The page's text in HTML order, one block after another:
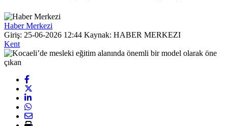
Haber Merkezi
Giriş: 25-06-2026 12:44 Kaynak: HABER MERKEZI
Kent